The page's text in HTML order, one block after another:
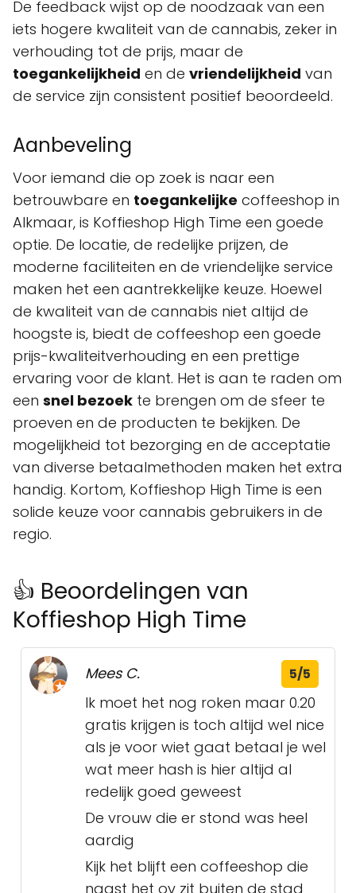
De feedback wijst op de noodzaak van een
iets hogere kwaliteit van de cannabis, zeker in
verhouding tot de prijs, maar de
toegankelijkheid en de vriendelijkheid van
de service zijn consistent positief beoordeeld.
Aanbeveling
Voor iemand die op zoek is naar een
betrouwbare en toegankelijke coffeeshop in
Alkmaar, is Koffieshop High Time een goede
optie. De locatie, de redelijke prijzen, de
moderne faciliteiten en de vriendelijke service
maken het een aantrekkelijke keuze. Hoewel
de kwaliteit van de cannabis niet altijd de
hoogste is, biedt de coffeeshop een goede
prijs-kwaliteitverhouding en een prettige
ervaring voor de klant. Het is aan te raden om
een snel bezoek te brengen om de sfeer te
proeven en de producten te bekijken. De
mogelijkheid tot bezorging en de acceptatie
van diverse betaalmethoden maken het extra
handig. Kortom, Koffieshop High Time is een
solide keuze voor cannabis gebruikers in de
regio.
👍 Beoordelingen van
Koffieshop High Time
Mees C. 5/5
Ik moet het nog roken maar 0.20
gratis krijgen is toch altijd wel nice
als je voor wiet gaat betaal je wel
wat meer hash is hier altijd al
redelijk goed geweest
De vrouw die er stond was heel
aardig
Kijk het blijft een coffeeshop die
naast het ov zit buiten de stad